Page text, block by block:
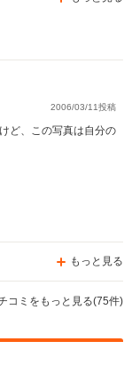
2006/03/11投稿
ど、この写真は自分の
もっと見る
コミをもっと見る(75件)